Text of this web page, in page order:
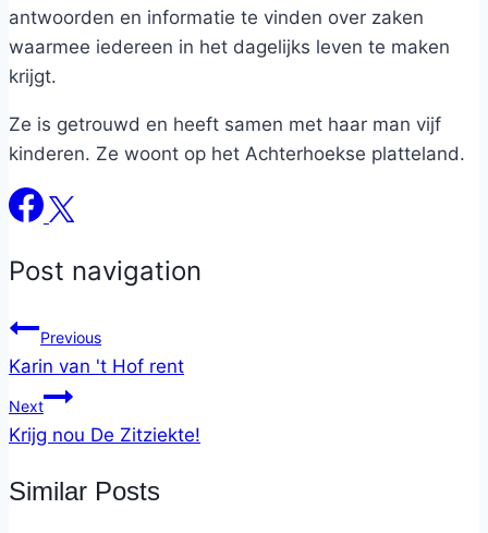
antwoorden en informatie te vinden over zaken
waarmee iedereen in het dagelijks leven te maken
krijgt.
Ze is getrouwd en heeft samen met haar man vijf
kinderen. Ze woont op het Achterhoekse platteland.
Post navigation
Previous
Karin van 't Hof rent
Next
Krijg nou De Zitziekte!
Similar Posts